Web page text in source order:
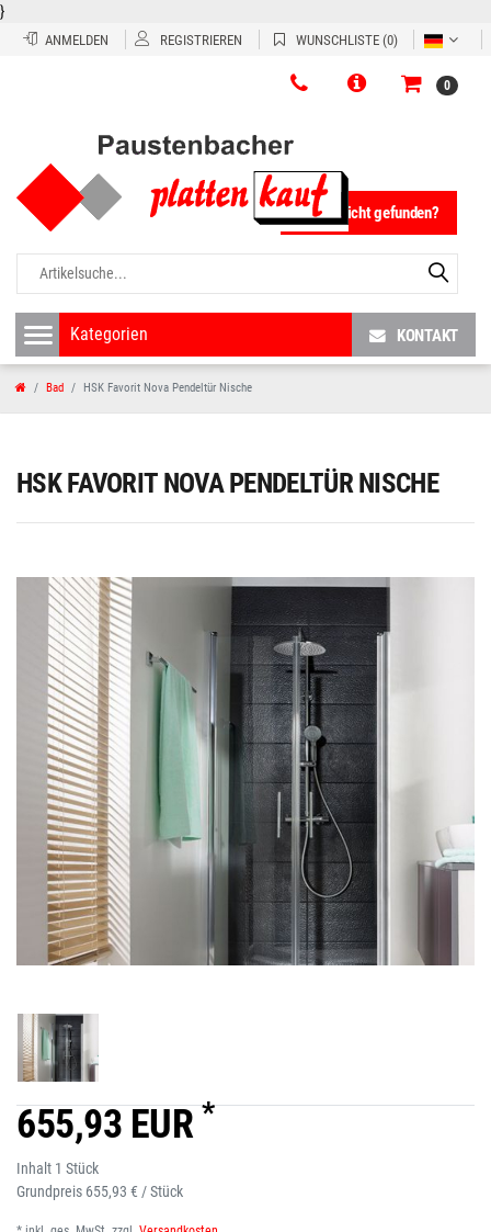
}
ANMELDEN REGISTRIEREN WUNSCHLISTE (0)
0
Fliese nicht gefunden?
KONTAKT
Bad HSK Favorit Nova Pendeltür Nische
HSK FAVORIT NOVA PENDELTÜR NISCHE
655,93 EUR *
Inhalt 1 Stück
Grundpreis 655,93 € / Stück